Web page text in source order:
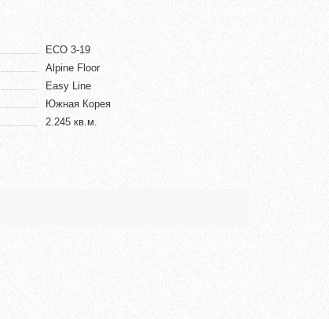
ECO 3-19
Alpine Floor
Easy Line
Южная Корея
2.245 кв.м.